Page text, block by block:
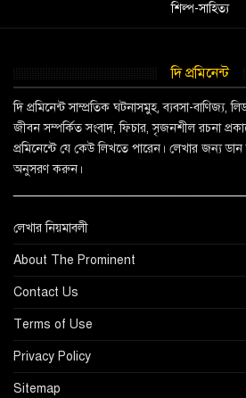
শিল্প-সাহিত্য
দি প্রমিনেন্ট
দি প্রমিনেন্ট সাম্প্রতিক ঘটনাসমুহ, ব্যবসা-বাণিজ্য,
জীবন সম্পর্কিত সংবাদ, ফিচার, সৃজনশীল রচনা
প্রমিনেন্টে যে কেউ লিখতে পারেন। লেখার জন্য ডান
অনুসরণ করুন।
লেখার নিয়মাবলী
About The Prominent
Contact Us
Terms of Use
Privacy Policy
Sitemap